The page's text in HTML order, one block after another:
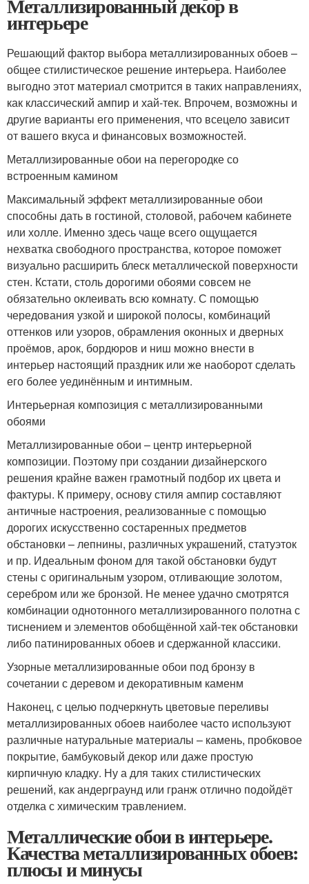
Металлизированный декор в
интерьере
Решающий фактор выбора металлизированных обоев –
общее стилистическое решение интерьера. Наиболее
выгодно этот материал смотрится в таких направлениях,
как классический ампир и хай-тек. Впрочем, возможны и
другие варианты его применения, что всецело зависит
от вашего вкуса и финансовых возможностей.
Металлизированные обои на перегородке со
встроенным камином
Максимальный эффект металлизированные обои
способны дать в гостиной, столовой, рабочем кабинете
или холле. Именно здесь чаще всего ощущается
нехватка свободного пространства, которое поможет
визуально расширить блеск металлической поверхности
стен. Кстати, столь дорогими обоями совсем не
обязательно оклеивать всю комнату. С помощью
чередования узкой и широкой полосы, комбинаций
оттенков или узоров, обрамления оконных и дверных
проёмов, арок, бордюров и ниш можно внести в
интерьер настоящий праздник или же наоборот сделать
его более уединённым и интимным.
Интерьерная композиция с металлизированными
обоями
Металлизированные обои – центр интерьерной
композиции. Поэтому при создании дизайнерского
решения крайне важен грамотный подбор их цвета и
фактуры. К примеру, основу стиля ампир составляют
античные настроения, реализованные с помощью
дорогих искусственно состаренных предметов
обстановки – лепнины, различных украшений, статуэток
и пр. Идеальным фоном для такой обстановки будут
стены с оригинальным узором, отливающие золотом,
серебром или же бронзой. Не менее удачно смотрятся
комбинации однотонного металлизированного полотна с
тиснением и элементов обобщённой хай-тек обстановки
либо патинированных обоев и сдержанной классики.
Узорные металлизированные обои под бронзу в
сочетании с деревом и декоративным каменм
Наконец, с целью подчеркнуть цветовые переливы
металлизированных обоев наиболее часто используют
различные натуральные материалы – камень, пробковое
покрытие, бамбуковый декор или даже простую
кирпичную кладку. Ну а для таких стилистических
решений, как андерграунд или гранж отлично подойдёт
отделка с химическим травлением.
Металлические обои в интерьере.
Качества металлизированных обоев:
плюсы и минусы